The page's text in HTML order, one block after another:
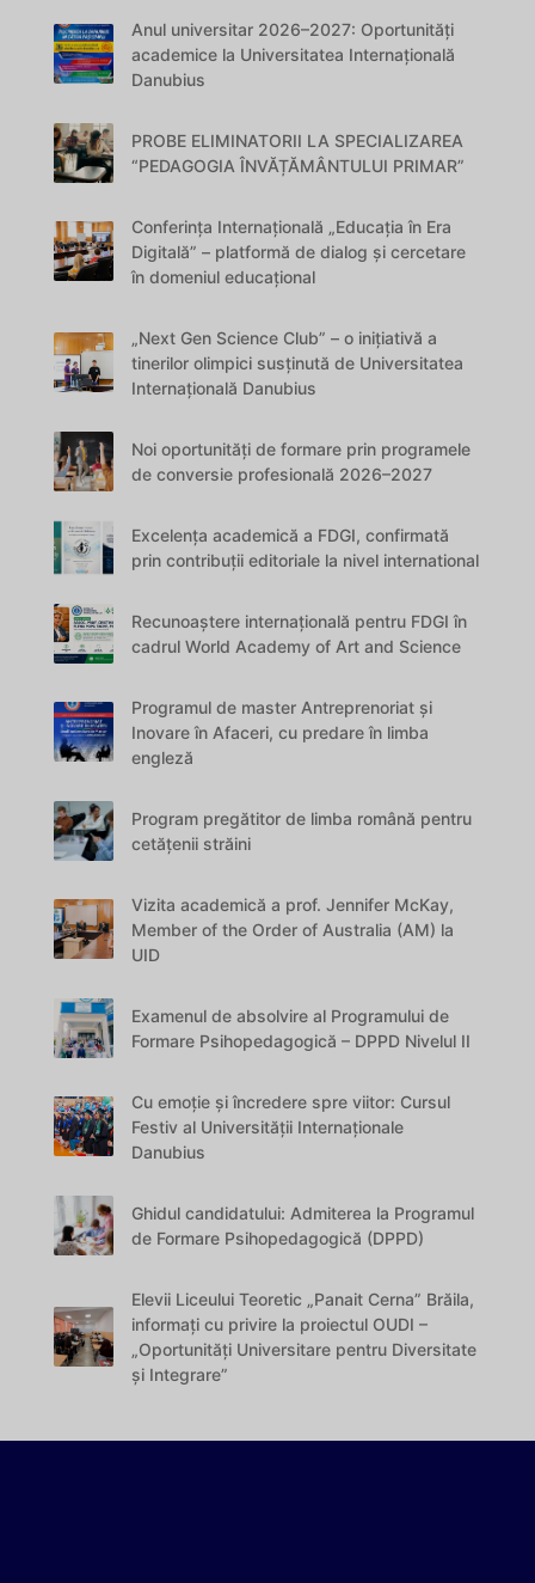
Anul universitar 2026–2027: Oportunități
academice la Universitatea Internațională
Danubius
PROBE ELIMINATORII LA SPECIALIZAREA
“PEDAGOGIA ÎNVĂȚĂMÂNTULUI PRIMAR”
Conferința Internațională „Educația în Era
Digitală” – platformă de dialog și cercetare
în domeniul educațional
„Next Gen Science Club” – o inițiativă a
tinerilor olimpici susținută de Universitatea
Internațională Danubius
Noi oportunități de formare prin programele
de conversie profesională 2026–2027
Excelența academică a FDGI, confirmată
prin contribuții editoriale la nivel international
Recunoaștere internațională pentru FDGI în
cadrul World Academy of Art and Science
Programul de master Antreprenoriat și
Inovare în Afaceri, cu predare în limba
engleză
Program pregătitor de limba română pentru
cetățenii străini
Vizita academică a prof. Jennifer McKay,
Member of the Order of Australia (AM) la
UID
Examenul de absolvire al Programului de
Formare Psihopedagogică – DPPD Nivelul II
Cu emoție și încredere spre viitor: Cursul
Festiv al Universității Internaționale
Danubius
Ghidul candidatului: Admiterea la Programul
de Formare Psihopedagogică (DPPD)
Elevii Liceului Teoretic „Panait Cerna” Brăila,
informați cu privire la proiectul OUDI –
„Oportunități Universitare pentru Diversitate
și Integrare”